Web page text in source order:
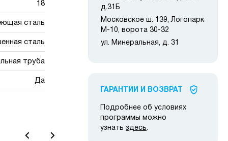
18
сталь
сталь
труба
Да
д.31Б
Московское ш. 139, Логопарк
М-10, ворота 30-32
ул. Минеральная, д. 31
ГАРАНТИИ И ВОЗВРАТ
Подробнее об условиях
программы можно
узнать здесь.